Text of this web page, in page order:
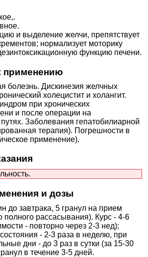
и выделение желчи, препятствует
нормализует моторику
функцию печени.
применению
болезнь. Дискинезия желчных
холецистит и холангит.
при хронических
и после операции на
Заболевания гепатобилиарной
терапия). Погрешности в
применение).
и дозы
до завтрака, 5 гранул на прием
полного рассасывания). Курс - 4-6
- повторно через 2-3 нед);
- 2-3 раза в неделю, при
дни - до 3 раз в сутки (за 15-30
в течение 3-5 дней.